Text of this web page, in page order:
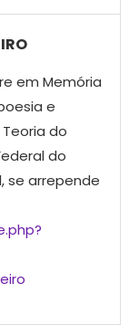
em Memória
e
do
do
se arrepende